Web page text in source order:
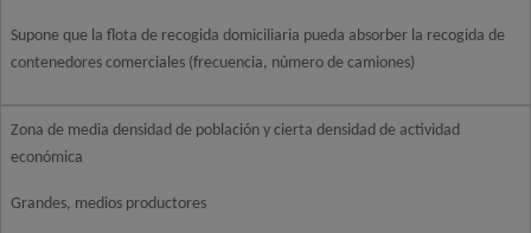
Supone que la flota de recogida domiciliaria pueda absorber la recogida de
contenedores comerciales (frecuencia, número de camiones)
Zona de media densidad de población y cierta densidad de actividad
económica
Grandes, medios productores